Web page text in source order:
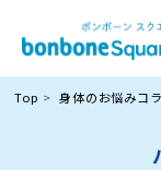
Top 身体のお悩みコ